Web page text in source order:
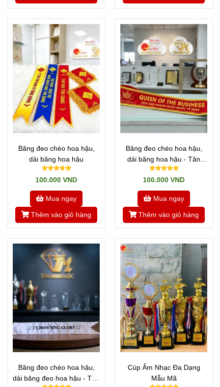
Băng đeo chéo hoa hậu,
dải băng hoa hậu
100.000 VND
Mua ngay
Thêm vào giỏ hàng
Băng đeo chéo hoa hậu,
dải băng hoa hậu - Tân
Nhật Minh
100.000 VND
Mua ngay
Thêm vào giỏ hàng
Băng đeo chéo hoa hậu,
dải băng đeo hoa hậu - Tân
Cúp Âm Nhạc Đa Dạng
Mẫu Mã